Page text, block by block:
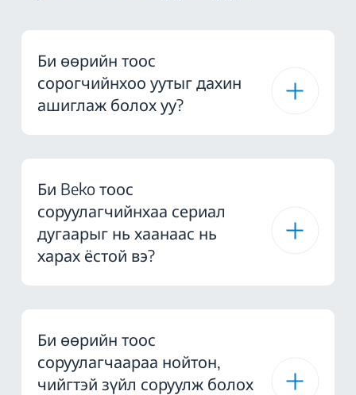
Би өөрийн тоос
сорогчийнхоо уутыг дахин
ашиглаж болох уу?
Би Beko тоос
соруулагчийнхаа сериал
дугаарыг нь хаанаас нь
харах ёстой вэ?
Би өөрийн тоос
соруулагчаараа нойтон,
чийгтэй зүйл соруулж болох